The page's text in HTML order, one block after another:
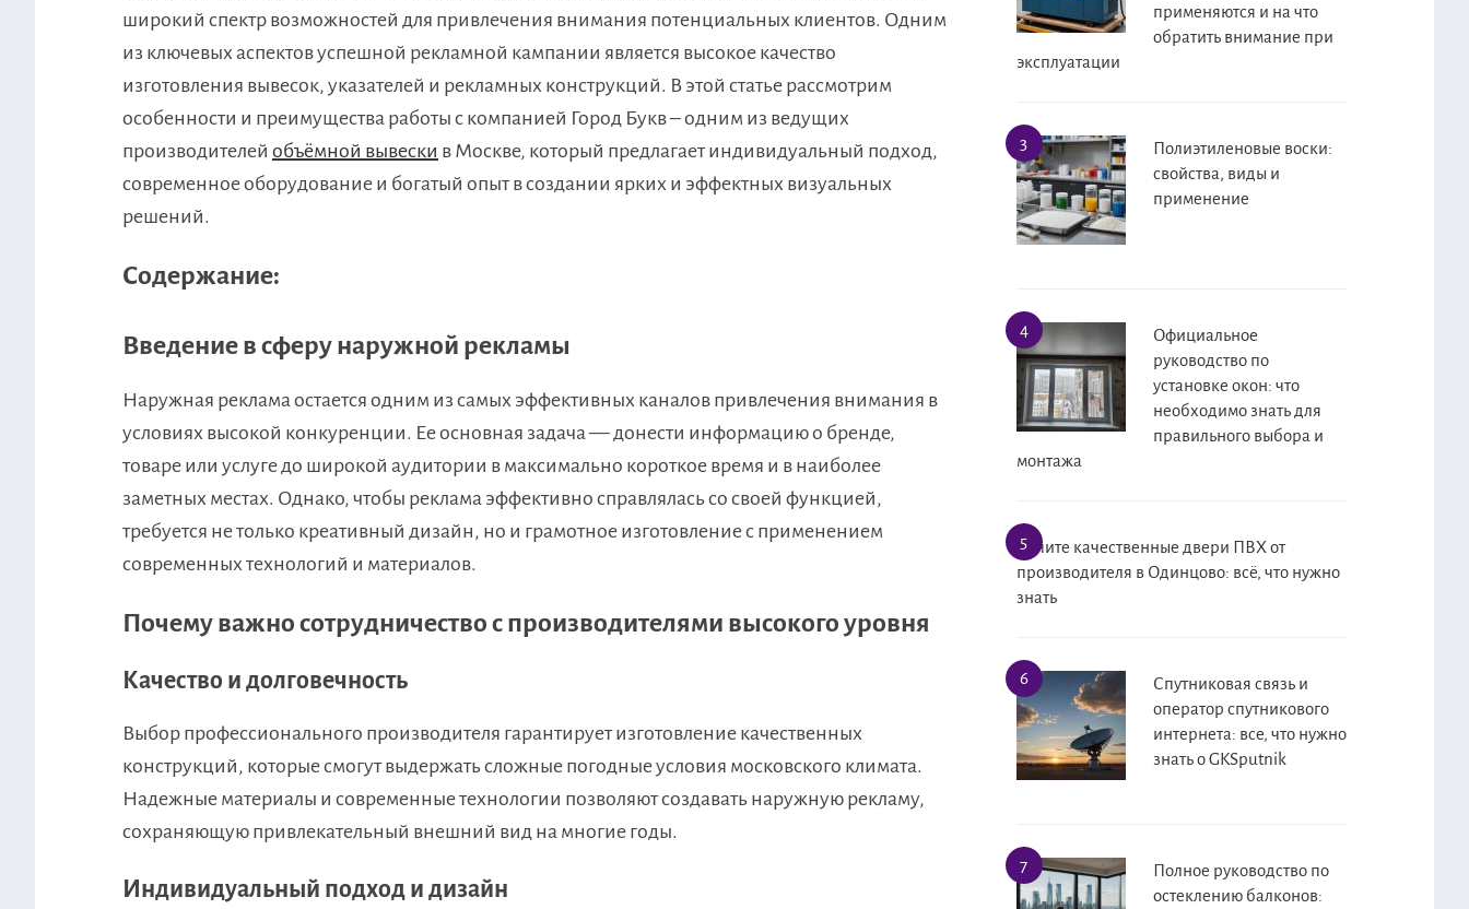
широкий спектр возможностей для привлечения внимания потенциальных клиентов. Одним
из ключевых аспектов успешной рекламной кампании является высокое качество
изготовления вывесок, указателей и рекламных конструкций. В этой статье рассмотрим
особенности и преимущества работы с компанией Город Букв – одним из ведущих
производителей объёмной вывески в Москве, который предлагает индивидуальный подход,
современное оборудование и богатый опыт в создании ярких и эффектных визуальных
решений.
Содержание:
Введение в сферу наружной рекламы
Наружная реклама остается одним из самых эффективных каналов привлечения внимания в
условиях высокой конкуренции. Ее основная задача — донести информацию о бренде,
товаре или услуге до широкой аудитории в максимально короткое время и в наиболее
заметных местах. Однако, чтобы реклама эффективно справлялась со своей функцией,
требуется не только креативный дизайн, но и грамотное изготовление с применением
современных технологий и материалов.
Почему важно сотрудничество с производителями высокого уровня
Качество и долговечность
Выбор профессионального производителя гарантирует изготовление качественных
конструкций, которые смогут выдержать сложные погодные условия московского климата.
Надежные материалы и современные технологии позволяют создавать наружную рекламу,
сохраняющую привлекательный внешний вид на многие годы.
Индивидуальный подход и дизайн
применяются и на что
обратить внимание при
эксплуатации
Полиэтиленовые воски:
свойства, виды и
применение
Официальное
руководство по
установке окон: что
необходимо знать для
правильного выбора и
монтажа
Купите качественные двери ПВХ от
производителя в Одинцово: всё, что нужно
знать
Спутниковая связь и
оператор спутникового
интернета: все, что нужно
знать о GKSputnik
Полное руководство по
остеклению балконов: